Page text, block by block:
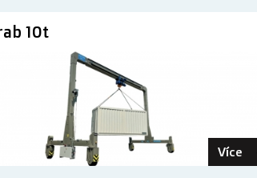
10t
Více